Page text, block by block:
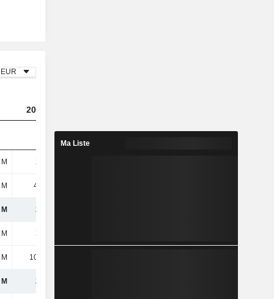
EUR
2023
286 M
4,67 M
291 M
209 M
10,14 M
219 M
Ma Liste